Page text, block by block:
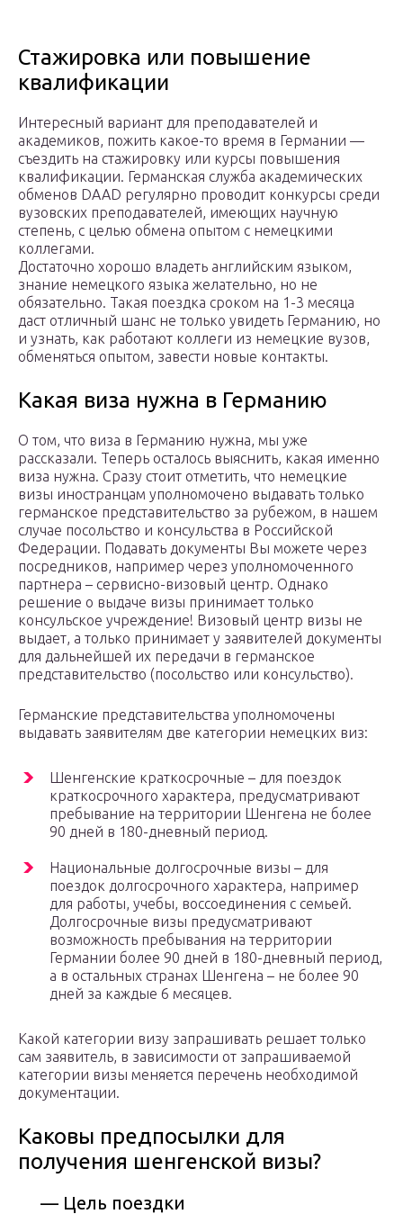
Стажировка или повышение
квалификации
Интересный вариант для преподавателей и
академиков, пожить какое-то время в Германии —
съездить на стажировку или курсы повышения
квалификации. Германская служба академических
обменов DAAD регулярно проводит конкурсы среди
вузовских преподавателей, имеющих научную
степень, с целью обмена опытом с немецкими
коллегами.
Достаточно хорошо владеть английским языком,
знание немецкого языка желательно, но не
обязательно. Такая поездка сроком на 1-3 месяца
даст отличный шанс не только увидеть Германию, но
и узнать, как работают коллеги из немецкие вузов,
обменяться опытом, завести новые контакты.
Какая виза нужна в Германию
О том, что виза в Германию нужна, мы уже
рассказали. Теперь осталось выяснить, какая именно
виза нужна. Сразу стоит отметить, что немецкие
визы иностранцам уполномочено выдавать только
германское представительство за рубежом, в нашем
случае посольство и консульства в Российской
Федерации. Подавать документы Вы можете через
посредников, например через уполномоченного
партнера – сервисно-визовый центр. Однако
решение о выдаче визы принимает только
консульское учреждение! Визовый центр визы не
выдает, а только принимает у заявителей документы
для дальнейшей их передачи в германское
представительство (посольство или консульство).
Германские представительства уполномочены
выдавать заявителям две категории немецких виз:
Шенгенские краткосрочные – для поездок
краткосрочного характера, предусматривают
пребывание на территории Шенгена не более
90 дней в 180-дневный период.
Национальные долгосрочные визы – для
поездок долгосрочного характера, например
для работы, учебы, воссоединения с семьей.
Долгосрочные визы предусматривают
возможность пребывания на территории
Германии более 90 дней в 180-дневный период,
а в остальных странах Шенгена – не более 90
дней за каждые 6 месяцев.
Какой категории визу запрашивать решает только
сам заявитель, в зависимости от запрашиваемой
категории визы меняется перечень необходимой
документации.
Каковы предпосылки для
получения шенгенской визы?
— Цель поездки